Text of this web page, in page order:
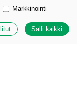
Markkinointi
Salli kaikki